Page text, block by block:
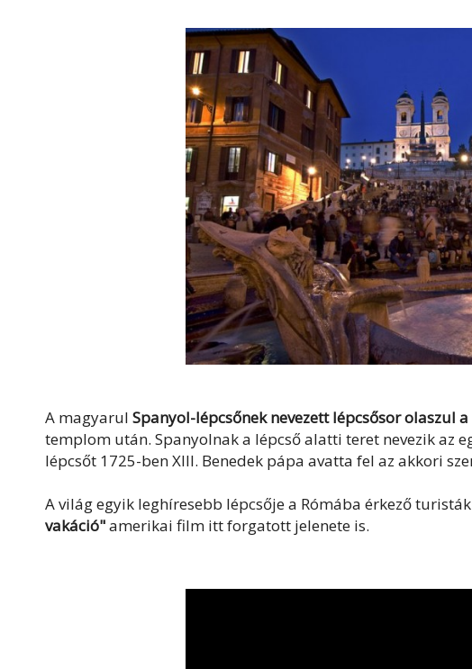
A magyarul Spanyol-lépcsőnek nevezett lépcsősor olaszul
templom után. Spanyolnak a lépcső alatti teret nevezik az
lépcsőt 1725-ben XIII. Benedek pápa avatta fel az akkori
A világ egyik leghíresebb lépcsője a Rómába érkező
vakáció"amerikai film itt forgatott jelenete is.